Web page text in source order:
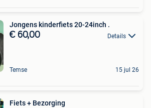
Jongens kinderfiets 20-24inch .
€ 60,00 Details
Temse 15 jul 26
Fiets + Bezorging